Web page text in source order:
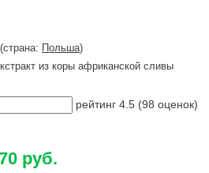
Польша)
из коры африканской сливы
рейтинг 4.5 (98 оценок)
руб.